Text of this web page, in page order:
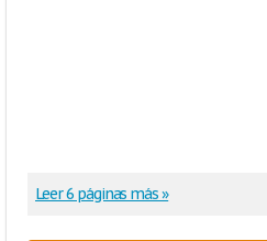
Leer 6 páginas más »